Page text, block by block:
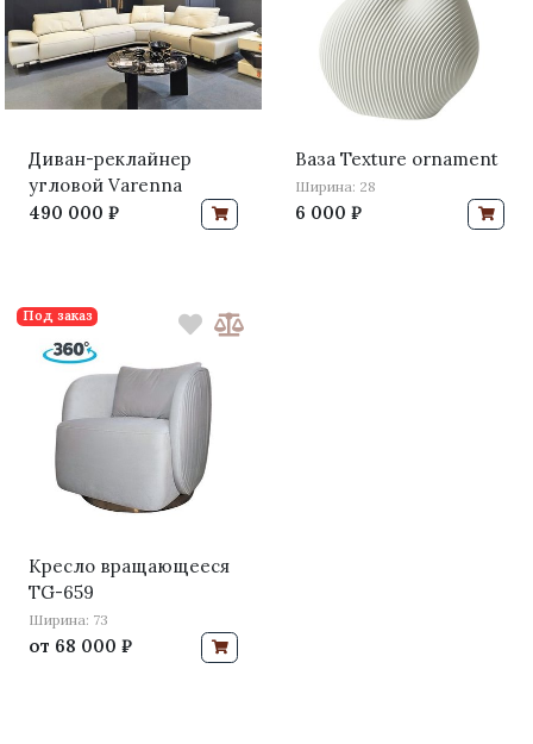
Диван-реклайнер
угловой Varenna
490 000 ₽
Ваза Texture ornament
Ширина: 28
6 000 ₽
Кресло вращающееся
TG-659
Ширина: 73
от 68 000 ₽
Под заказ